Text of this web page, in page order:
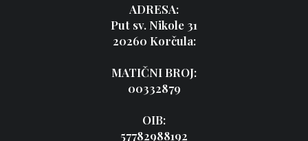
ADRESA:
Put sv. Nikole 31
20260 Korčula:
MATIČNI BROJ:
00332879
OIB:
57782988192